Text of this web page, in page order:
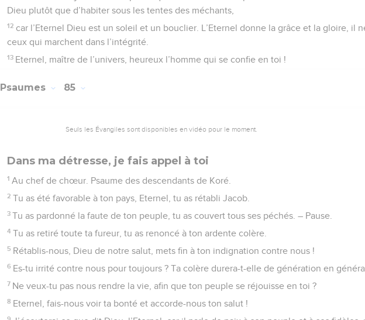
Dieu plutôt que d’habiter sous les tentes des méchants,
12 car l’Eternel Dieu est un soleil et un bouclier. L’Eternel donne la grâce et la gloire, il
ceux qui marchent dans l’intégrité.
13 Eternel, maître de l’univers, heureux l’homme qui se confie en toi !
Psaumes 85
Seuls les Évangiles sont disponibles en vidéo pour le moment.
Dans ma détresse, je fais appel à toi
1 Au chef de chœur. Psaume des descendants de Koré.
2 Tu as été favorable à ton pays, Eternel, tu as rétabli Jacob.
3 Tu as pardonné la faute de ton peuple, tu as couvert tous ses péchés. – Pause.
4 Tu as retiré toute ta fureur, tu as renoncé à ton ardente colère.
5 Rétablis-nous, Dieu de notre salut, mets fin à ton indignation contre nous !
6 Es-tu irrité contre nous pour toujours ? Ta colère durera-t-elle de génération en
7 Ne veux-tu pas nous rendre la vie, afin que ton peuple se réjouisse en toi ?
8 Eternel, fais-nous voir ta bonté et accorde-nous ton salut !
9